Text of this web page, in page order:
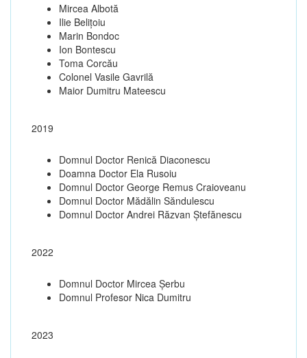
Mircea Albotă
Ilie Belițoiu
Marin Bondoc
Ion Bontescu
Toma Corcău
Colonel Vasile Gavrilă
Maior Dumitru Mateescu
2019
Domnul Doctor Renică Diaconescu
Doamna Doctor Ela Rusoiu
Domnul Doctor George Remus Craioveanu
Domnul Doctor Mădălin Săndulescu
Domnul Doctor Andrei Răzvan Ștefănescu
2022
Domnul Doctor Mircea Șerbu
Domnul Profesor Nica Dumitru
2023